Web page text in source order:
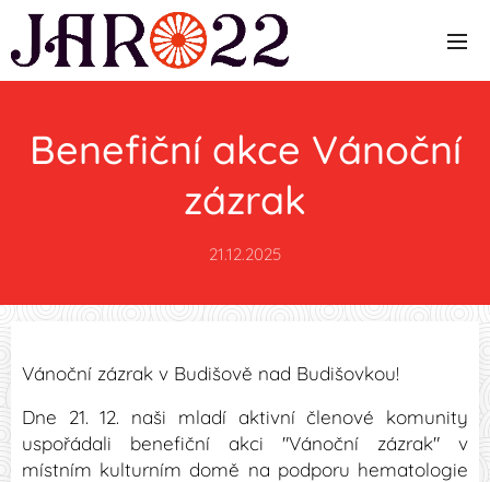
Benefiční akce Vánoční
zázrak
21.12.2025
Vánoční zázrak v Budišově nad Budišovkou!
Dne 21. 12. naši mladí aktivní členové komunity
uspořádali benefiční akci "Vánoční zázrak" v
místním kulturním domě na podporu hematologie